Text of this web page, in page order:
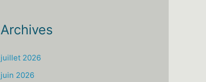
Archives
juillet 2026
juin 2026